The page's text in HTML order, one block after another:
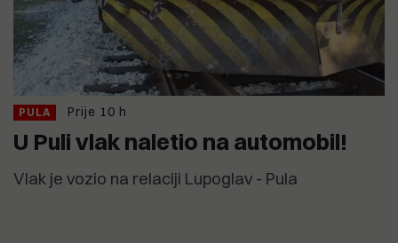
PULA Prije 10 h
U Puli vlak naletio na automobil!
Vlak je vozio na relaciji Lupoglav - Pula